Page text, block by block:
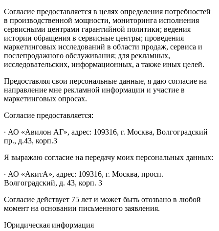
Согласие предоставляется в целях определения потребностей
в производственной мощности, мониторинга исполнения
сервисными центрами гарантийной политики; ведения
истории обращения в сервисные центры; проведения
маркетинговых исследований в области продаж, сервиса и
послепродажного обслуживания; для рекламных,
исследовательских, информационных, а также иных целей.
Предоставляя свои персональные данные, я даю согласие на
направление мне рекламной информации и участие в
маркетинговых опросах.
Согласие предоставляется:
∙ АО «Авилон АГ», адрес: 109316, г. Москва, Волгоградский
пр., д.43, корп.3
Я выражаю согласие на передачу моих персональных данных:
∙ АО «АкитА», адрес: 109316, г. Москва, просп.
Волгоградский, д. 43, корп. 3
Согласие действует 75 лет и может быть отозвано в любой
момент на основании письменного заявления.
Юридическая информация